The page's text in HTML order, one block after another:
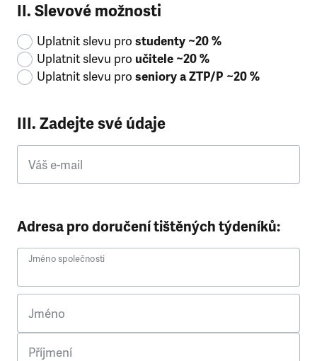
II. Slevové možnosti
Uplatnit slevu pro studenty ~20 %
Uplatnit slevu pro učitele ~20 %
Uplatnit slevu pro seniory a ZTP/P ~20 %
III. Zadejte své údaje
Váš e-mail
Adresa pro doručení tištěných týdeníků:
Jméno společnosti
Jméno
Příjmení